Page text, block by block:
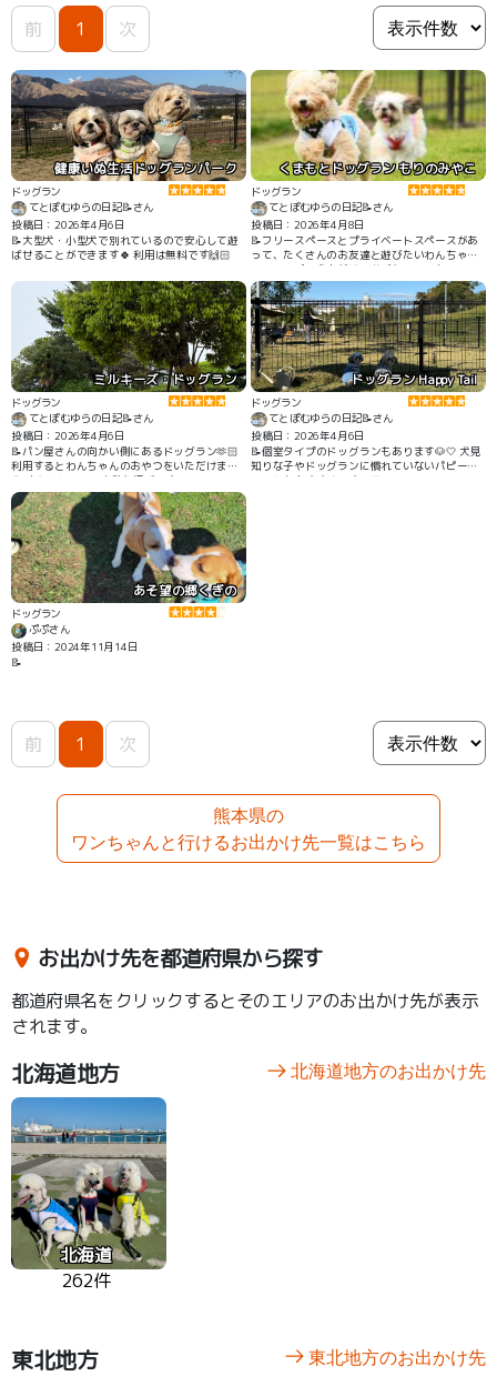
前 1 次
健康いぬ生活ドッグランパーク
ドッグラン
てとぽむゆらの日記📝さん
投稿日：2026年4月6日
📝大型犬・小型犬で別れているので安心して遊
ばせることができます🍀 利用は無料です🙌🏻
くまもとドッグラン もりのみやこ
ドッグラン
てとぽむゆらの日記📝さん
投稿日：2026年4月8日
📝フリースペースとプライベートスペースがあ
って、たくさんのお友達と遊びたいわんちゃ
ん・のんびり身内だけで遊びたいわんちゃん、
どちらのニーズにも答えてくれる場所です🍀 ト
リミングサロンやペットホテルも併設されてい
ます🐶
ミルキーズ・ドッグラン
ドッグラン
てとぽむゆらの日記📝さん
投稿日：2026年4月6日
📝パン屋さんの向かい側にあるドッグラン🫶🏻
利用するとわんちゃんのおやつをいただけます
🐶 広々としていて素敵な場所です✨
ドッグラン Happy Tail
ドッグラン
てとぽむゆらの日記📝さん
投稿日：2026年4月6日
📝個室タイプのドッグランもあります🐶🤍 犬見
知りな子やドッグランに慣れていないパピーち
ゃんにもおすすめです🫶🏻
あそ望の郷くぎの
ドッグラン
ぷぷさん
投稿日：2024年11月14日
📝
前 1 次
熊本県の
ワンちゃんと行けるお出かけ先一覧はこちら
お出かけ先を都道府県から探す
都道府県名をクリックするとそのエリアのお出かけ先が表示
されます。
北海道地方 北海道地方のお出かけ先
北海道
262件
東北地方 東北地方のお出かけ先